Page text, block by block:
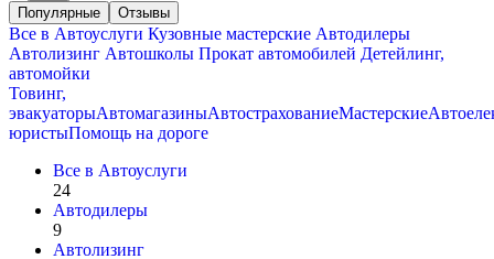
Популярные Отзывы
Все в Автоуслуги Кузовные мастерские Автодилеры
Автолизинг Автошколы Прокат автомобилей Детейлинг,
автомойки
Товинг,
эвакуаторыАвтомагазиныАвтострахованиеМастерские
юристыПомощь на дороге
Все в Автоуслуги
24
Автодилеры
9
Автолизинг